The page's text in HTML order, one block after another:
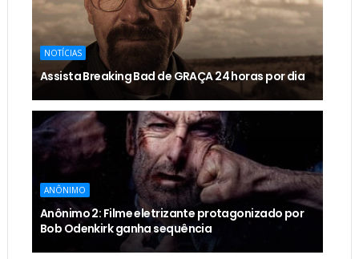
NOTÍCIAS
Assista Breaking Bad de GRAÇA 24 horas por dia
ANÔNIMO
Anônimo 2: Filme eletrizante protagonizado por
Bob Odenkirk ganha sequência